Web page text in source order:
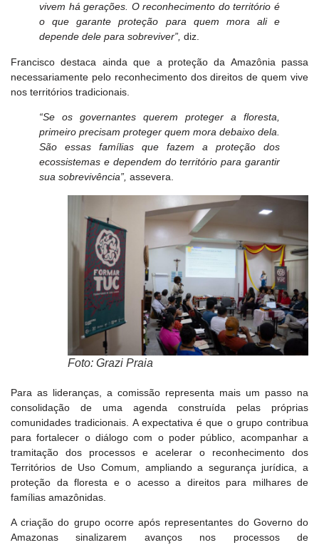
vivem há gerações. O reconhecimento do território é
o que garante proteção para quem mora ali e
depende dele para sobreviver”, diz.
Francisco destaca ainda que a proteção da Amazônia passa
necessariamente pelo reconhecimento dos direitos de quem vive
nos territórios tradicionais.
“Se os governantes querem proteger a floresta,
primeiro precisam proteger quem mora debaixo dela.
São essas famílias que fazem a proteção dos
ecossistemas e dependem do território para garantir
sua sobrevivência”, assevera.
Foto: Grazi Praia
Para as lideranças, a comissão representa mais um passo na
consolidação de uma agenda construída pelas próprias
comunidades tradicionais. A expectativa é que o grupo contribua
para fortalecer o diálogo com o poder público, acompanhar a
tramitação dos processos e acelerar o reconhecimento dos
Territórios de Uso Comum, ampliando a segurança jurídica, a
proteção da floresta e o acesso a direitos para milhares de
famílias amazônidas.
A criação do grupo ocorre após representantes do Governo do
Amazonas sinalizarem avanços nos processos de